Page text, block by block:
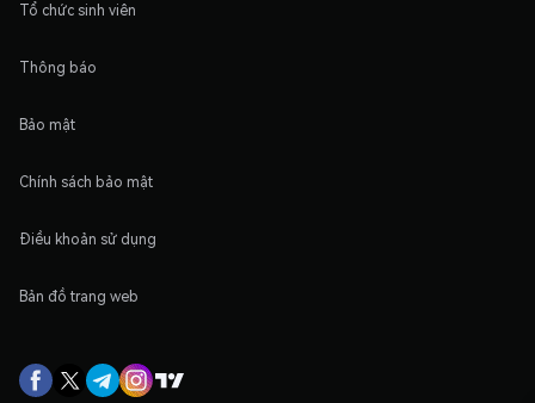
Tổ chức sinh viên
Thông báo
Bảo mật
Chính sách bảo mật
Điều khoản sử dụng
Bản đồ trang web